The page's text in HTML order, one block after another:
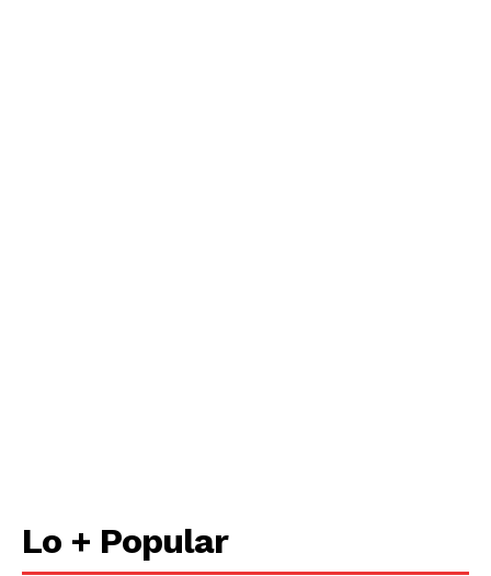
Lo + Popular